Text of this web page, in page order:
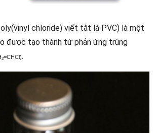
chloride) viết tắt là PVC) là một
được tạo thành từ phản ứng trùng
2=CHCl).